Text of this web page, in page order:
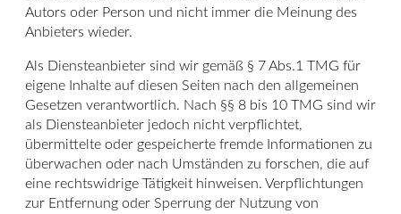
Autors oder Person und nicht immer die Meinung des
Anbieters wieder.
Als Diensteanbieter sind wir gemäß § 7 Abs.1 TMG für
eigene Inhalte auf diesen Seiten nach den allgemeinen
Gesetzen verantwortlich. Nach §§ 8 bis 10 TMG sind wir
als Diensteanbieter jedoch nicht verpflichtet,
übermittelte oder gespeicherte fremde Informationen zu
überwachen oder nach Umständen zu forschen, die auf
eine rechtswidrige Tätigkeit hinweisen. Verpflichtungen
zur Entfernung oder Sperrung der Nutzung von